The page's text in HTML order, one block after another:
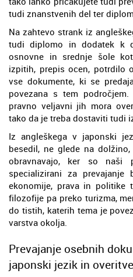
tudi znanstvenih del ter
Na zahtevo strank iz
tudi diplomo in dodatek k
osnovne in srednje šole
izpitih, prepis ocen, potrdilo
vse dokumente, ki se
povezana s tem
pravno veljavni jih mora
tako da je treba dostaviti tudi
Iz angleškega v japonski
besedil, ne glede na
obravnavajo, ker so naši
specializirani za
ekonomije, prava in politike
filozofije pa preko turizma,
do tistih, katerih tema je
varstva okolja.
Prevajanje osebnih
japonski jezik in